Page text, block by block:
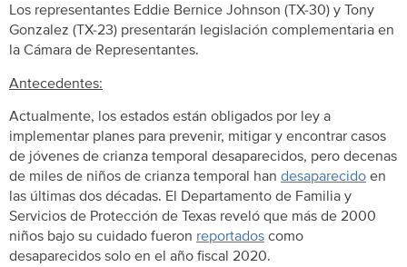
Los representantes Eddie Bernice Johnson (TX-30) y Tony
Gonzalez (TX-23) presentarán legislación complementaria en
la Cámara de Representantes.
Antecedentes:
Actualmente, los estados están obligados por ley a
implementar planes para prevenir, mitigar y encontrar casos
de jóvenes de crianza temporal desaparecidos, pero decenas
de miles de niños de crianza temporal han desaparecido en
las últimas dos décadas. El Departamento de Familia y
Servicios de Protección de Texas reveló que más de 2000
niños bajo su cuidado fueron reportados como
desaparecidos solo en el año fiscal 2020.